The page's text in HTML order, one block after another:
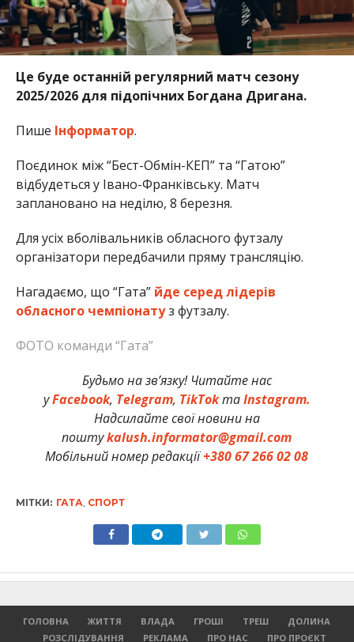
Це буде останній регулярний матч сезону
2025/2026 для підопічних Богдана Дригана.
Пише Інформатор.
Поєдинок між “Бест-Обмін-КЕП” та “Гатою”
відбудеться у Івано-Франківську. Матч
заплановано на неділю, 8 березня.
Для усіх вболівальників обласного футзалу
організатори передбачили пряму трансляцію.
Нагадаємо, що “Гата” йде серед лідерів
обласного чемпіонатуз футзалу.
ФОТО команди “Гата”
Будьмо на зв’язку! Читайте нас
уFacebook, Telegram, TikTokтаInstagram.
Надсилайте свої новини на
поштуkalush.informator@gmail.com
Мобільний номер редакції+380 67 266 02 08
МІТКИ: ГАТА СПОРТ
ГОЛОВНА ЖИТТЯ ВЛАДА ГРОШІ ТРЕШ
ДОЛИНА
РОЗСЛІДУВАННЯ
РЕКЛАМА ПРО НАС ПРО ПРОЄКТ